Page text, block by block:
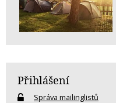
Přihlášení
Správa mailinglistů